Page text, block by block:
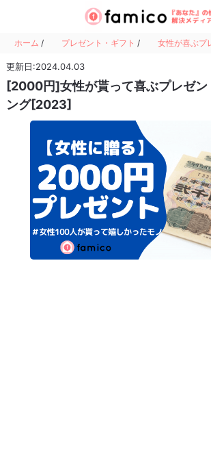
ホーム / プレゼント・ギフト / 女性が喜ぶプ
更新日:2024.04.03
[2000円]女性が貰って喜ぶプレゼ
ング[2023]